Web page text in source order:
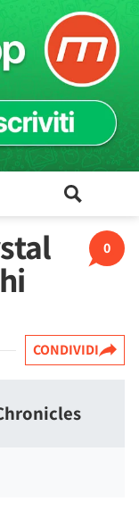
0
CONDIVIDI